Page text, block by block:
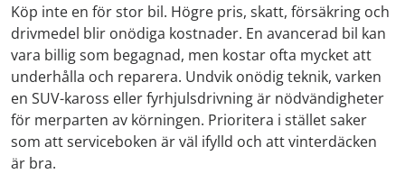
Köp inte en för stor bil. Högre pris, skatt, försäkring och
drivmedel blir onödiga kostnader. En avancerad bil kan
vara billig som begagnad, men kostar ofta mycket att
underhålla och reparera. Undvik onödig teknik, varken
en SUV-kaross eller fyrhjulsdrivning är nödvändigheter
för merparten av körningen. Prioritera i stället saker
som att serviceboken är väl ifylld och att vinterdäcken
är bra.